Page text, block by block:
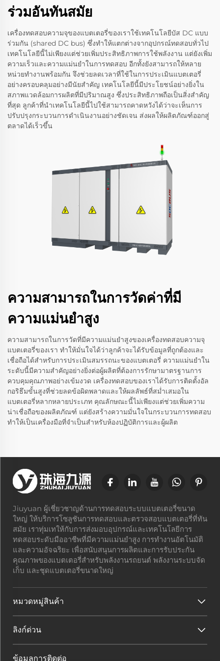
ร่วมอันทันสมัย
เครื่องทดสอบความจุของแบตเตอรี่ของเราใช้เทคโนโลยีบัส DC แบบ
ร่วมกัน (shared DC bus) ซึ่งทำให้แตกต่างจากอุปกรณ์ทดสอบทั่วไป
เทคโนโลยีนี้ไม่เพียงแต่ช่วยเพิ่มประสิทธิภาพการใช้พลังงาน แต่ยังเพิ่ม
ความเร็วและความแม่นยำในการทดสอบ อีกทั้งยังสามารถให้หลาย
หน่วยทำงานพร้อมกัน จึงช่วยลดเวลาที่ใช้ในการประเมินแบตเตอรี่
อย่างครอบคลุมอย่างมีนัยสำคัญ เทคโนโลยีนี้มีประโยชน์อย่างยิ่งใน
สภาพแวดล้อมการผลิตที่มีปริมาณสูง ซึ่งประสิทธิภาพถือเป็นสิ่งสำคัญ
ที่สุด ลูกค้าที่นำเทคโนโลยีนี้ไปใช้สามารถคาดหวังได้ว่าจะเห็นการ
ปรับปรุงกระบวนการดำเนินงานอย่างชัดเจน ส่งผลให้ผลิตภัณฑ์ออกสู่
ตลาดได้เร็วขึ้น
ความสามารถในการวัดค่าที่มี
ความแม่นยำสูง
ความสามารถในการวัดที่มีความแม่นยำสูงของเครื่องทดสอบความจุ
แบตเตอรี่ของเรา ทำให้มั่นใจได้ว่าลูกค้าจะได้รับข้อมูลที่ถูกต้องและ
เชื่อถือได้สำหรับการประเมินสมรรถนะของแบตเตอรี่ ความแม่นยำใน
ระดับนี้มีความสำคัญอย่างยิ่งต่อผู้ผลิตที่ต้องการรักษามาตรฐานการ
ควบคุมคุณภาพอย่างเข้มงวด เครื่องทดสอบของเราได้รับการติดตั้งอัล
กอริธึมขั้นสูงที่ช่วยลดข้อผิดพลาดและให้ผลลัพธ์ที่สม่ำเสมอใน
แบตเตอรี่หลากหลายประเภท คุณลักษณะนี้ไม่เพียงแต่ช่วยเพิ่มความ
น่าเชื่อถือของผลิตภัณฑ์ แต่ยังสร้างความมั่นใจในกระบวนการทดสอบ
ทำให้เป็นเครื่องมือที่จำเป็นสำหรับห้องปฏิบัติการและผู้ผลิต
Jiuyuan ผู้เชี่ยวชาญด้านการทดสอบระบบแบตเตอรี่ขนาด
ใหญ่ ให้บริการโซลูชันการทดสอบและตรวจสอบแบตเตอรี่ที่ทัน
สมัย เราทุ่มเทให้กับการส่งมอบอุปกรณ์และเทคโนโลยีการ
ทดสอบระดับมืออาชีพที่มีความแม่นยำสูง การทำงานอัตโนมัติ
และความอัจฉริยะ เพื่อสนับสนุนการผลิตและการรับประกัน
คุณภาพของแบตเตอรี่สำหรับพลังงานรถยนต์ พลังงานระบบจัด
เก็บ และชุดแบตเตอรี่ขนาดใหญ่
หมวดหมู่สินค้า
ลิงก์ด่วน
ข้อมูลการติดต่อ